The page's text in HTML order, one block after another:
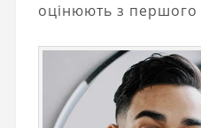
оцінюють з першого